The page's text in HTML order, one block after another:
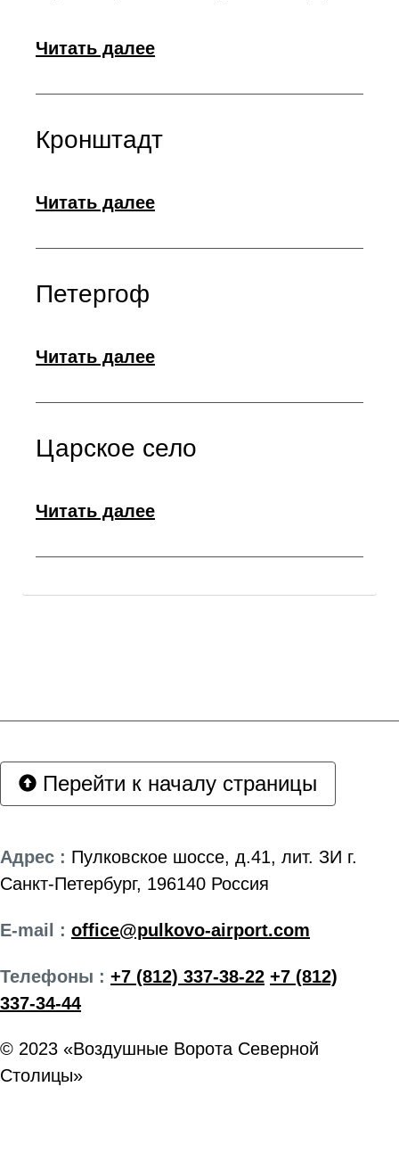
Читать далее
Кронштадт
Читать далее
Петергоф
Читать далее
Царское село
Читать далее
Перейти к началу страницы
Адрес : Пулковское шоссе, д.41, лит. ЗИ г.
Санкт-Петербург, 196140 Россия
E-mail : office@pulkovo-airport.com
Телефоны : +7 (812) 337-38-22 +7 (812)
337-34-44
© 2023 «Воздушные Ворота Северной
Столицы»